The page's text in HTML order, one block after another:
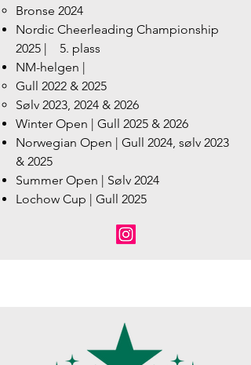
Bronse 2024
Nordic Cheerleading Championship
2025 |
5. plass
NM-helgen |
Gull 2022 & 2025
Sølv 2023, 2024 & 2026
Winter Open | Gull 2025 & 2026
Norwegian Open | Gull 2024, sølv 2023
& 2025
Summer Open | Sølv 2024
Lochow Cup | Gull 2025